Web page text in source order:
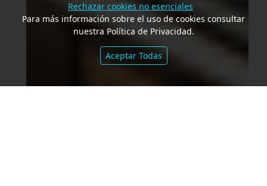
Rechazar cookies no esenciales
Para más información sobre el uso de cookies consultar
nuestra Política de Privacidad.
Aceptar Todas